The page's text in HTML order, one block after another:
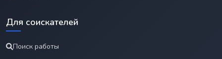
Для соискателей
Поиск работы